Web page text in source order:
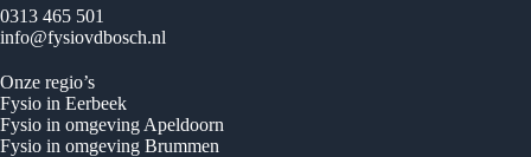
0313 465 501
info@fysiovdbosch.nl
Onze regio’s
Fysio in Eerbeek
Fysio in omgeving Apeldoorn
Fysio in omgeving Brummen